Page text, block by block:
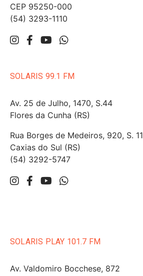
CEP 95250-000
(54) 3293-1110
SOLARIS 99.1 FM
Av. 25 de Julho, 1470, S.44
Flores da Cunha (RS)
Rua Borges de Medeiros, 920, S. 11
Caxias do Sul (RS)
(54) 3292-5747
SOLARIS PLAY 101.7 FM
Av. Valdomiro Bocchese, 872